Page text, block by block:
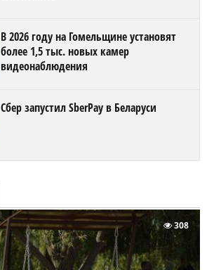
В 2026 году на Гомельщине установят
более 1,5 тыс. новых камер
видеонаблюдения
Сбер запустил SberPay в Беларуси
308